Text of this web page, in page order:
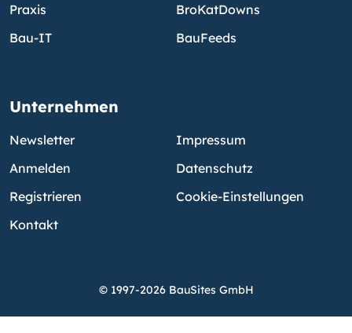
Praxis
Bau-IT
BroKatDowns
BauFeeds
Unternehmen
Newsletter
Anmelden
Registrieren
Kontakt
Impressum
Datenschutz
Cookie-Einstellungen
© 1997-2026 BauSites GmbH